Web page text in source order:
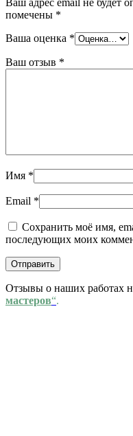
помечены *
Ваша оценка *
Ваш отзыв *
Имя *
Email *
Сохранить моё имя,
последующих моих
Отзывы о наших работах
мастеров“.